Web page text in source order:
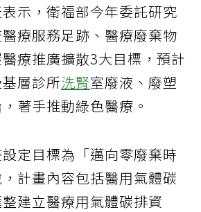
示，衛福部今年委託研究
療服務足跡、醫療廢棄物
療推廣擴散3大目標，預計
層診所洗腎室廢液、廢塑
著手推動綠色醫療。
定目標為「邁向零廢棄時
計畫內容包括醫用氣體碳
建立醫療用氣體碳排資